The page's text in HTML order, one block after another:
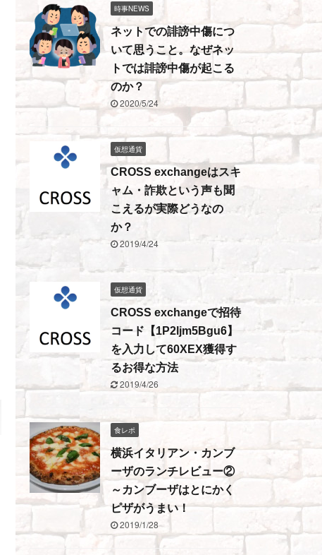
時事NEWS
ネットでの誹謗中傷につ
いて思うこと。なぜネッ
トでは誹謗中傷が起こる
のか？
2020/5/24
仮想通貨
CROSS exchangeはスキ
ャム・詐欺という声も聞
こえるが実際どうなの
か？
2019/4/24
仮想通貨
CROSS exchangeで招待
コード【1P2ljm5Bgu6】
を入力して60XEX獲得す
るお得な方法
2019/4/26
食レポ
横浜イタリアン・カンブ
ーザのランチレビュー②
～カンブーザはとにかく
ピザがうまい！
2019/1/28